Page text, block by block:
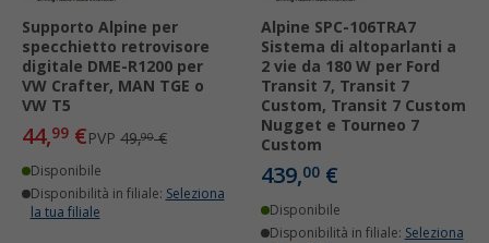
Supporto Alpine per
specchietto retrovisore
digitale DME-R1200 per
VW Crafter, MAN TGE o
VW T5
44,99 €PVP 49,90€
Disponibile
Disponibilità in filiale: Seleziona
la tua filiale
Alpine SPC-106TRA7
Sistema di altoparlanti a
2 vie da 180 W per Ford
Transit 7, Transit 7
Custom, Transit 7 Custom
Nugget e Tourneo 7
Custom
439,00 €
Disponibile
Disponibilità in filiale: Seleziona